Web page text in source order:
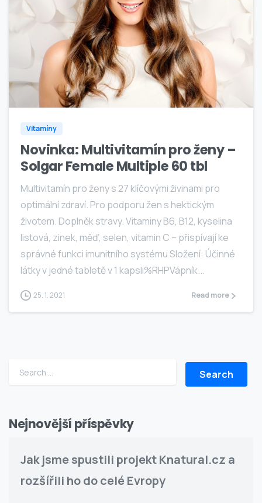
Vitamíny
Novinka: Multivitamín pro ženy –
Solgar Female Multiple 60 tbl
Multivitamín pro ženy s 27 klíčovými živinami pro
optimální zdraví. Pro podporu žen s hektickým
životem. Doplněk stravy. Vitaminy B6, B12, kyselina
listová, zinek, měď, selen, vitamin C – přispívají ke
správné funkci imunitního systému Složení: Účinné
látky v jedné tabletě v 1 kapsli%RHPVápník...
25. 1. 2021 Read more
Search for:
Nejnovější příspěvky
Jak jsme spustili projekt Knatural.cz a
rozšířili ho do celé Evropy